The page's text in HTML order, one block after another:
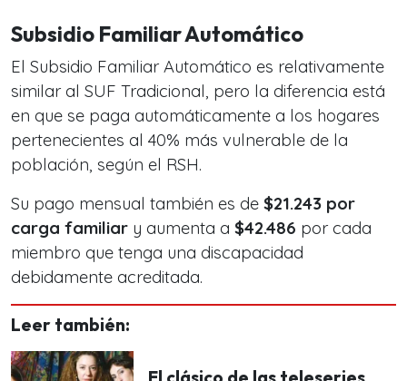
Subsidio Familiar Automático
El Subsidio Familiar Automático es relativamente
similar al SUF Tradicional, pero la diferencia está
en que se paga automáticamente a los hogares
pertenecientes al 40% más vulnerable de la
población, según el RSH.
Su pago mensual también es de $21.243 por
carga familiar y aumenta a $42.486 por cada
miembro que tenga una discapacidad
debidamente acreditada.
Leer también: